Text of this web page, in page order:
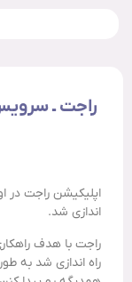
راجت ـ
اندازی شد.
راجت با هدف
راه اندازی شد به